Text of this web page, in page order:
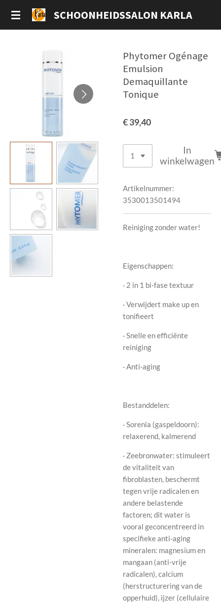
Ga
direct
SCHOONHEIDSSALON KARLA
Phytomer Ogénage
Emulsion
Demaquillante
Tonique
€ 39,40
In
winkelwagen
Artikelnummer:
3530013501494
Reiniging zonder water!
Eigenschappen:
· 2 in 1 bi-fase textuur
· Verwijdert make up en
tonifieert
· Snelle en efficiënte
reiniging
· Anti-aging
Bestanddelen:
· Sorenia (gaspeldoorn):
relaxerend, kalmerend
· Zeebronwater: stimuleert
de vitaliteit van
fibroblasten, beschermt
tegen vrije radicalen en
andere belastende
factoren; dit water is
vooral geconcentreerd in
specifieke anti-aging
mineralen: magnesium en
mangaan (anti-vrije
radicalen), calcium
(herstructurering van de
opperhuid), ijzer (cellulaire